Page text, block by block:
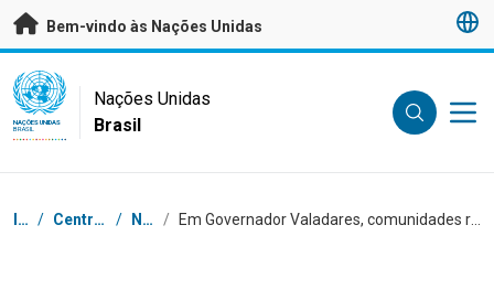
Saltar para conteúdo principal
Bem-vindo às Nações Unidas
UN Logo
NAÇÕES UNIDAS
BRASIL
Nações Unidas
Brasil
Navegação
Início / Centro de Imprensa / Notícias / Em Governador Valadares, comunidades recebem equipamentos para fortalecer agricultura, pesca e projetos sociais